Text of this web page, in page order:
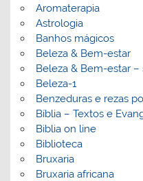
Aromaterapia
Astrologia
Banhos mágicos
Beleza & Bem-estar
Beleza & Bem-estar –
Beleza-1
Benzeduras e rezas
Bíblia – Textos e
Biblia on line
Biblioteca
Bruxaria
Bruxaria africana